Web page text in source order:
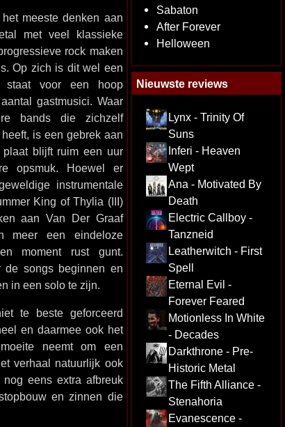
meeste denken aan
met veel klassieke
rock maken
Op zich is dit wel een
staat voor een hoop
gastmusici. Waar
bands die zichzelf
is een gebrek aan
plaat blijft ruim een uur
opsmuk. Hoewel er
instrumentale
King of Thylia (III)
aan Van Der Graaf
meer een eindeloze
moment rust gunt.
de songs beginnen en
in een solo te zijn.
te beste geforceerd
en daarmee ook het
neemt om een
verhaal natuurlijk ook
eens extra afbreuk
en zinnen die
Sabaton
After Forever
Helloween
Nieuwste reviews
Lynx - Trinity Of
Suns
Inferi - Heaven
Wept
Ana - Motivated By
Death
Electric Callboy -
Tanzneid
Leatherwitch - First
Spell
Eternal Evil -
Forever Feared
Motionless In White
- Decades
Darkthrone - Pre-
Historic Metal
The Fifth Alliance -
Stenahoria
Evanescence -